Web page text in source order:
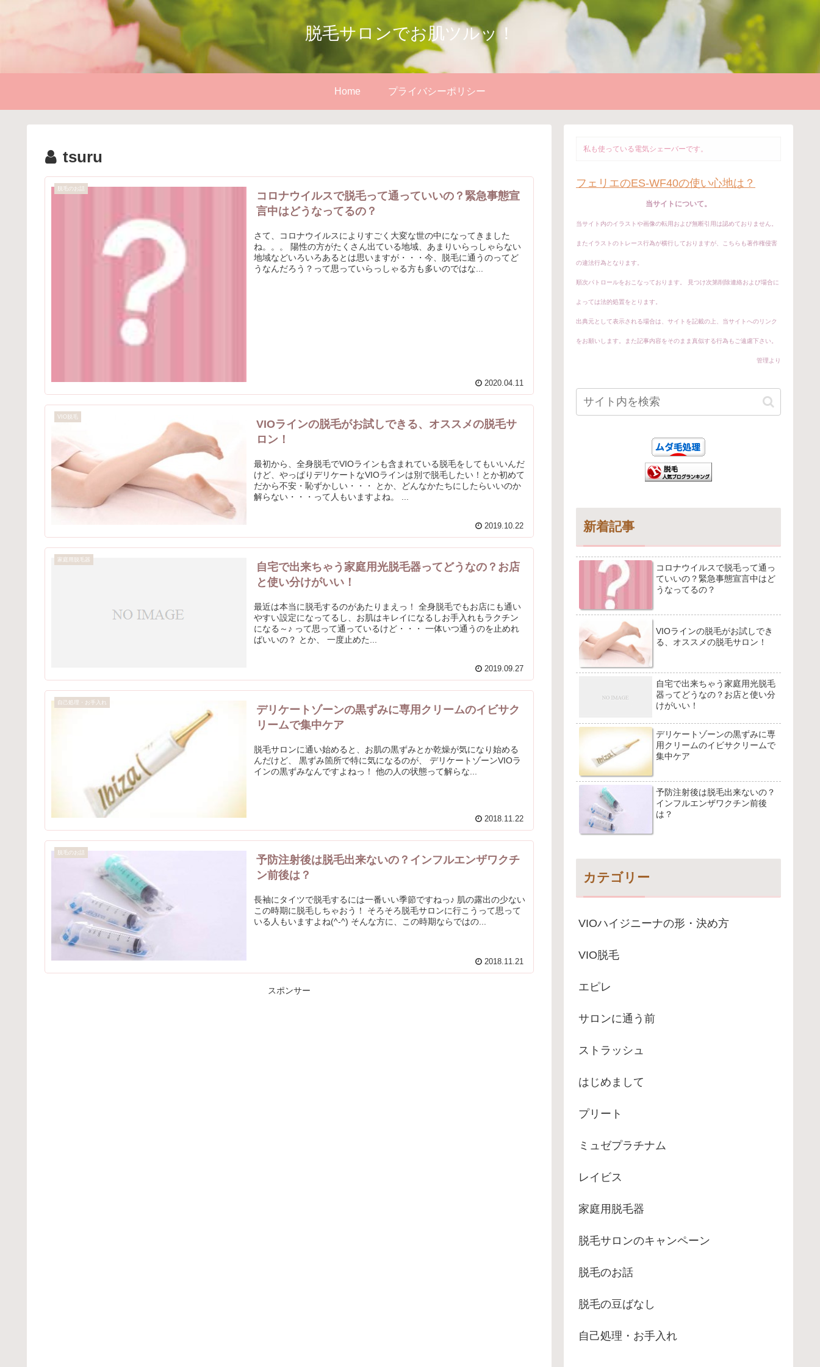
脱毛サロンでお肌ツルッ！
Home プライバシーポリシー
tsuru
脱毛のお話
コロナウイルスで脱毛って通っていいの？緊急事態宣
言中はどうなってるの？
さて、コロナウイルスによりすごく大変な世の中になってきました
ね。。。 陽性の方がたくさん出ている地域、あまりいらっしゃらない
地域などいろいろあるとは思いますが・・・今、脱毛に通うのってど
うなんだろう？って思っていらっしゃる方も多いのではな...
2020.04.11
VIO脱毛
VIOラインの脱毛がお試しできる、オススメの脱毛サ
ロン！
最初から、全身脱毛でVIOラインも含まれている脱毛をしてもいいんだ
けど、やっぱりデリケートなVIOラインは別で脱毛したい！とか初めて
だから不安・恥ずかしい・・・ とか、どんなかたちにしたらいいのか
解らない・・・って人もいますよね。 ...
2019.10.22
家庭用脱毛器
自宅で出来ちゃう家庭用光脱毛器ってどうなの？お店
と使い分けがいい！
最近は本当に脱毛するのがあたりまえっ！ 全身脱毛でもお店にも通い
やすい設定になってるし、お肌はキレイになるしお手入れもラクチン
になる～♪ って思って通っているけど・・・ 一体いつ通うのを止めれ
ばいいの？ とか、 一度止めた...
2019.09.27
自己処理・お手入れ
デリケートゾーンの黒ずみに専用クリームのイビサク
リームで集中ケア
脱毛サロンに通い始めると、お肌の黒ずみとか乾燥が気になり始める
んだけど、 黒ずみ箇所で特に気になるのが、 デリケートゾーンVIOラ
インの黒ずみなんですよねっ！ 他の人の状態って解らな...
2018.11.22
脱毛のお話
予防注射後は脱毛出来ないの？インフルエンザワクチ
ン前後は？
長袖にタイツで脱毛するには一番いい季節ですねっ♪ 肌の露出の少ない
この時期に脱毛しちゃおう！ そろそろ脱毛サロンに行こうって思って
いる人もいますよね(^-^) そんな方に、この時期ならではの...
2018.11.21
スポンサー
私も使っている電気シェーバーです。
フェリエのES-WF40の使い心地は？
当サイトについて。
当サイト内のイラストや画像の転用および無断引用は認めておりません。
またイラストのトレース行為が横行しておりますが、こちらも著作権侵害
の違法行為となります。
順次パトロールをおこなっております。 見つけ次第削除連絡および場合に
よっては法的処置をとります。
出典元として表示される場合は、サイトを記載の上、当サイトへのリンク
をお願いします。 また記事内容をそのまま真似する行為もご遠慮下さい。
管理より
新着記事
コロナウイルスで脱毛って通っ
ていいの？緊急事態宣言中はど
うなってるの？
VIOラインの脱毛がお試しでき
る、オススメの脱毛サロン！
自宅で出来ちゃう家庭用光脱毛
器ってどうなの？お店と使い分
けがいい！
デリケートゾーンの黒ずみに専
用クリームのイビサクリームで
集中ケア
予防注射後は脱毛出来ないの？
インフルエンザワクチン前後
は？
カテゴリー
VIOハイジニーナの形・決め方
VIO脱毛
エピレ
サロンに通う前
ストラッシュ
はじめまして
プリート
ミュゼプラチナム
レイビス
家庭用脱毛器
脱毛サロンのキャンペーン
脱毛のお話
脱毛の豆ばなし
自己処理・お手入れ